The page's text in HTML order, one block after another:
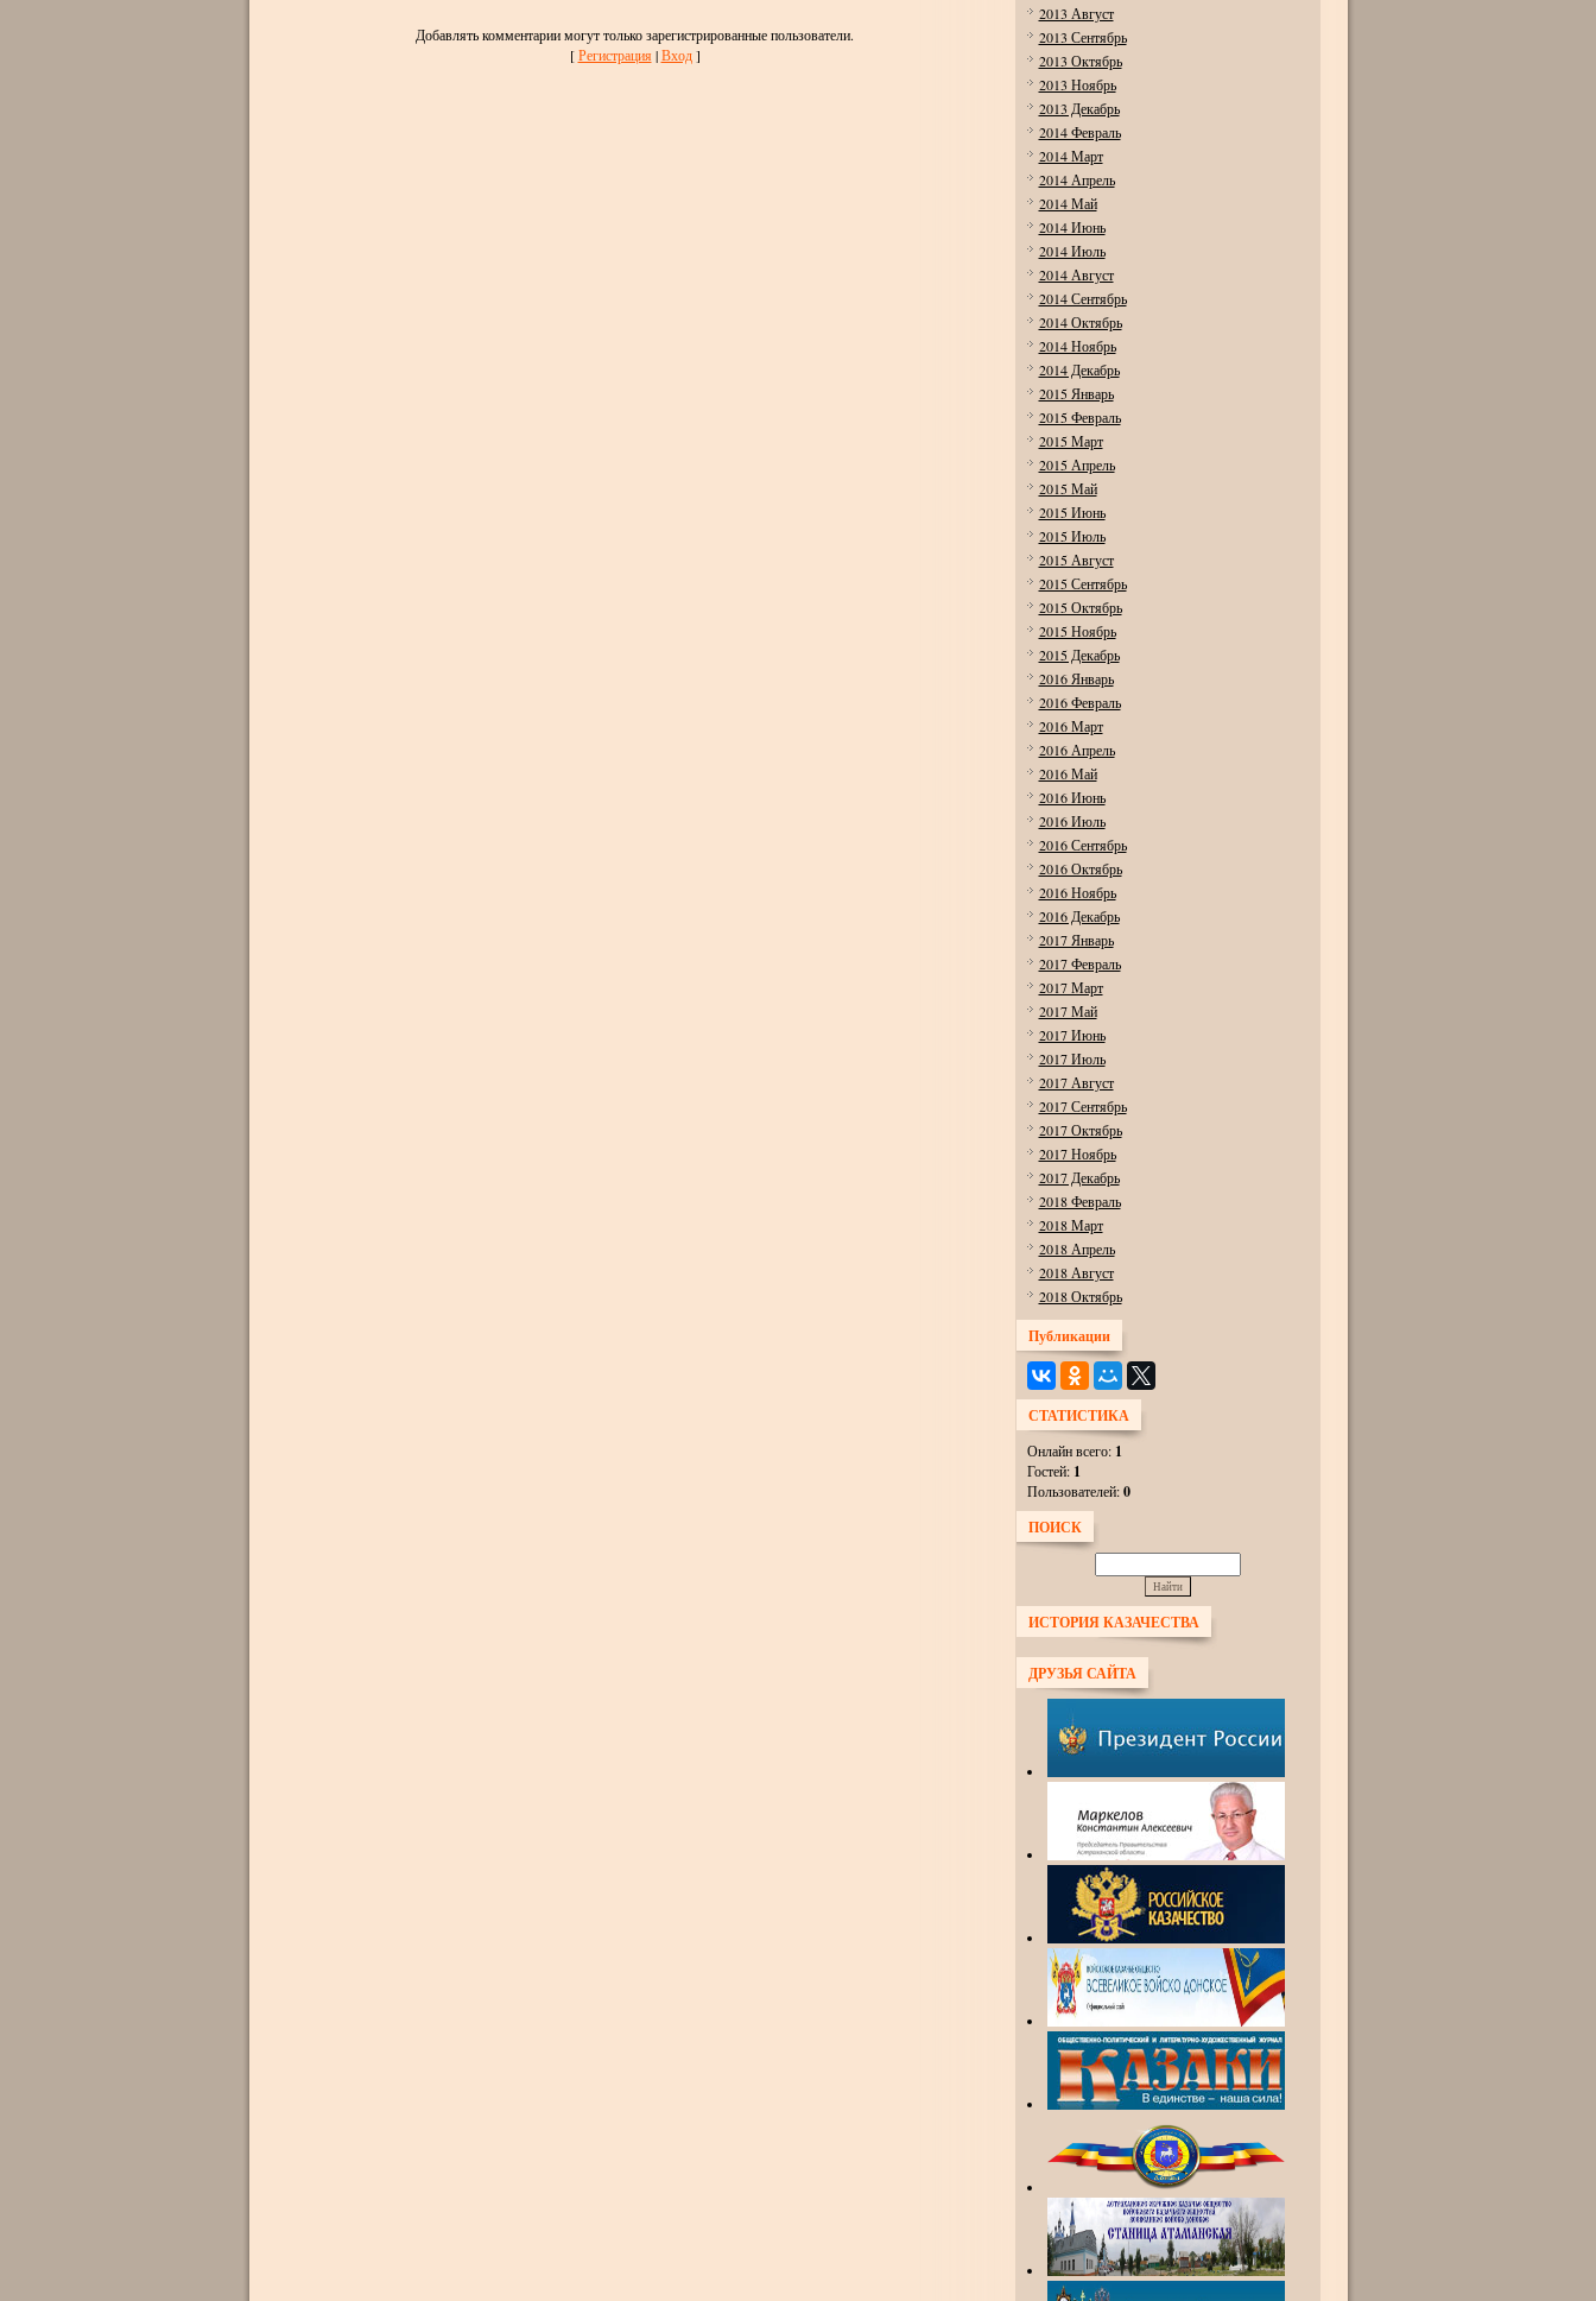
Добавлять комментарии могут только зарегистрированные пользователи.
[Регистрация |Вход]
2013 Август
2013 Сентябрь
2013 Октябрь
2013 Ноябрь
2013 Декабрь
2014 Февраль
2014 Март
2014 Апрель
2014 Май
2014 Июнь
2014 Июль
2014 Август
2014 Сентябрь
2014 Октябрь
2014 Ноябрь
2014 Декабрь
2015 Январь
2015 Февраль
2015 Март
2015 Апрель
2015 Май
2015 Июнь
2015 Июль
2015 Август
2015 Сентябрь
2015 Октябрь
2015 Ноябрь
2015 Декабрь
2016 Январь
2016 Февраль
2016 Март
2016 Апрель
2016 Май
2016 Июнь
2016 Июль
2016 Сентябрь
2016 Октябрь
2016 Ноябрь
2016 Декабрь
2017 Январь
2017 Февраль
2017 Март
2017 Май
2017 Июнь
2017 Июль
2017 Август
2017 Сентябрь
2017 Октябрь
2017 Ноябрь
2017 Декабрь
2018 Февраль
2018 Март
2018 Апрель
2018 Август
2018 Октябрь
Публикации
СТАТИСТИКА
Онлайн всего: 1
Гостей: 1
Пользователей:0
ПОИСК
ИСТОРИЯ КАЗАЧЕСТВА
ДРУЗЬЯ САЙТА